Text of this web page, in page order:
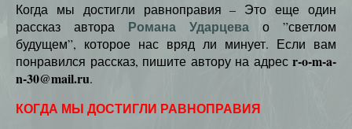
Когда мы достигли равноправия – Это еще один
рассказ автора Романа Ударцева о ”светлом
будущем”, которое нас вряд ли минует. Если вам
понравился рассказ, пишите автору на адрес r-o-m-a-
n-30@mail.ru.
КОГДА МЫ ДОСТИГЛИ РАВНОПРАВИЯ